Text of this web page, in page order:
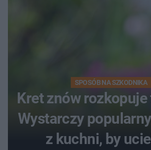
SPOSÓB NA SZKODNIKA
Kret znów
Wystarczy
z kuchni, by